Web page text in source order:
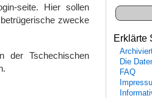
seite. Hier sollen
zwecke
Tschechischen
Erklärte
Die
FAQ